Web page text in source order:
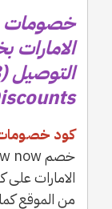
خصومات
كود خصومات
الامارات على